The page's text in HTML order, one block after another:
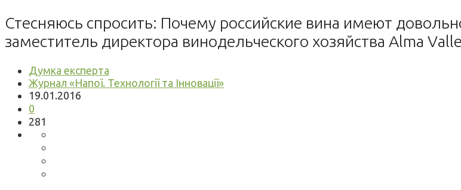
Стесняюсь спросить: Почему российские вина имеют
заместитель директора винодельческого хозяйства Alma
Думка експерта
Журнал «Напої. Технології та Інновації»
19.01.2016
0
281